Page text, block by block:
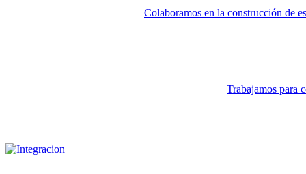
Colaboramos en la construcción de
Trabajamos para